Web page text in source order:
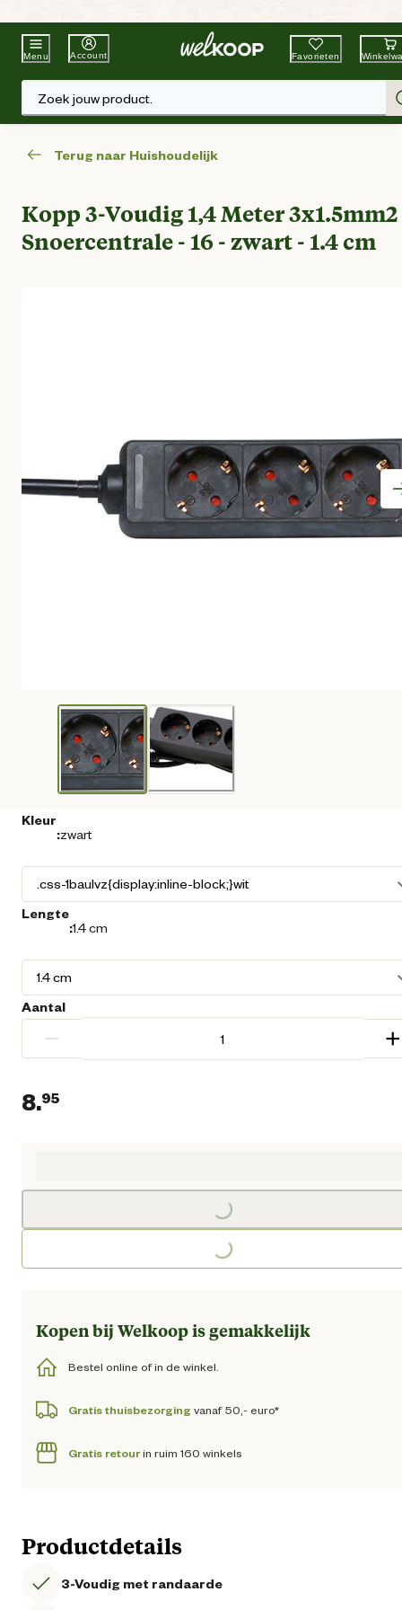
Beste WinkelketenTuin & Dier
Menu Account Favorieten
Zoek jouw product.
Terug naar Huishoudelijk
Kopp 3-Voudig 1,4 Meter 3x1.5mm2
Snoercentrale - 16 - zwart - 1.4 cm
Kleur
:zwart
Lengte
:1.4 cm
Aantal
− +
8.95
Loading...
Loading...
Kopen bij Welkoop is gemakkelijk
Bestel online of in de winkel.
Gratis thuisbezorging vanaf 50,- euro*
Gratis retourin ruim 160 winkels
Productdetails
3-Voudig met randaarde